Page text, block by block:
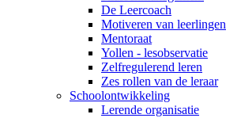
De Leercoach
Motiveren van leerlingen
Mentoraat
Yollen - lesobservatie
Zelfregulerend leren
Zes rollen van de leraar
Schoolontwikkeling
Lerende organisatie